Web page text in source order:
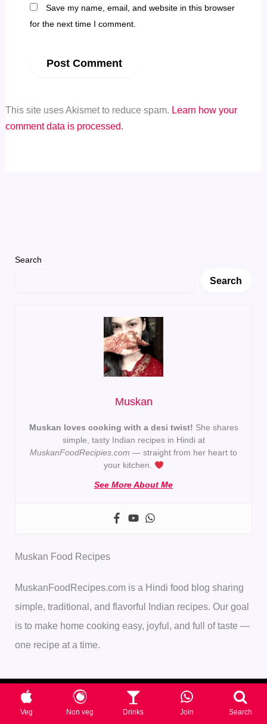
Save my name, email, and website in this browser
for the next time I comment.
This site uses Akismet to reduce spam. Learn how your
comment data is processed.
Search
Search
Muskan
Muskan loves cooking with a desi twist! She shares
simple, tasty Indian recipes in Hindi at
MuskanFoodRecipies.com — straight from her heart to
your kitchen.
See More About Me
Muskan Food Recipes
MuskanFoodRecipes.com is a Hindi food blog sharing
simple, traditional, and flavorful Indian recipes. Our goal
is to make home cooking easy, joyful, and full of taste —
one recipe at a time.
Veg Non veg Drinks Join Search